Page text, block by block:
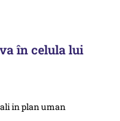
în celula lui